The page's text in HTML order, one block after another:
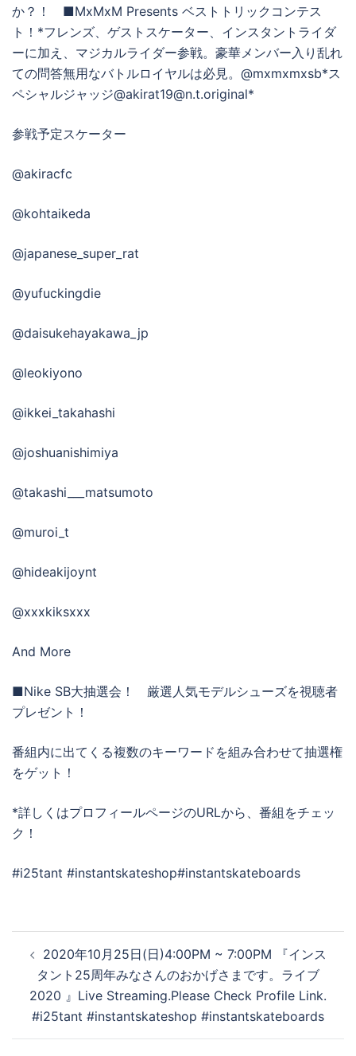
か？！ ■MxMxM Presents ベストトリックコンテス
ト！*フレンズ、ゲストスケーター、インスタントライダ
ーに加え、マジカルライダー参戦。豪華メンバー入り乱れ
ての問答無用なバトルロイヤルは必見。@mxmxmxsb*ス
ペシャルジャッジ@akirat19@n.t.original*
参戦予定スケーター
@akiracfc
@kohtaikeda
@japanese_super_rat
@yufuckingdie
@daisukehayakawa_jp
@leokiyono
@ikkei_takahashi
@joshuanishimiya
@takashi___matsumoto
@muroi_t
@hideakijoynt
@xxxkiksxxx
And More
■Nike SB大抽選会！ 厳選人気モデルシューズを視聴者
プレゼント！
番組内に出てくる複数のキーワードを組み合わせて抽選権
をゲット！
*詳しくはプロフィールページのURLから、番組をチェッ
ク！
#i25tant #instantskateshop#instantskateboards
ビ
2020年10月25日(日)4:00PM ~ 7:00PM 『インス
タント25周年みなさんのおかげさまです。ライブ
2020 』Live Streaming.Please Check Profile Link.
#i25tant #instantskateshop #instantskateboards